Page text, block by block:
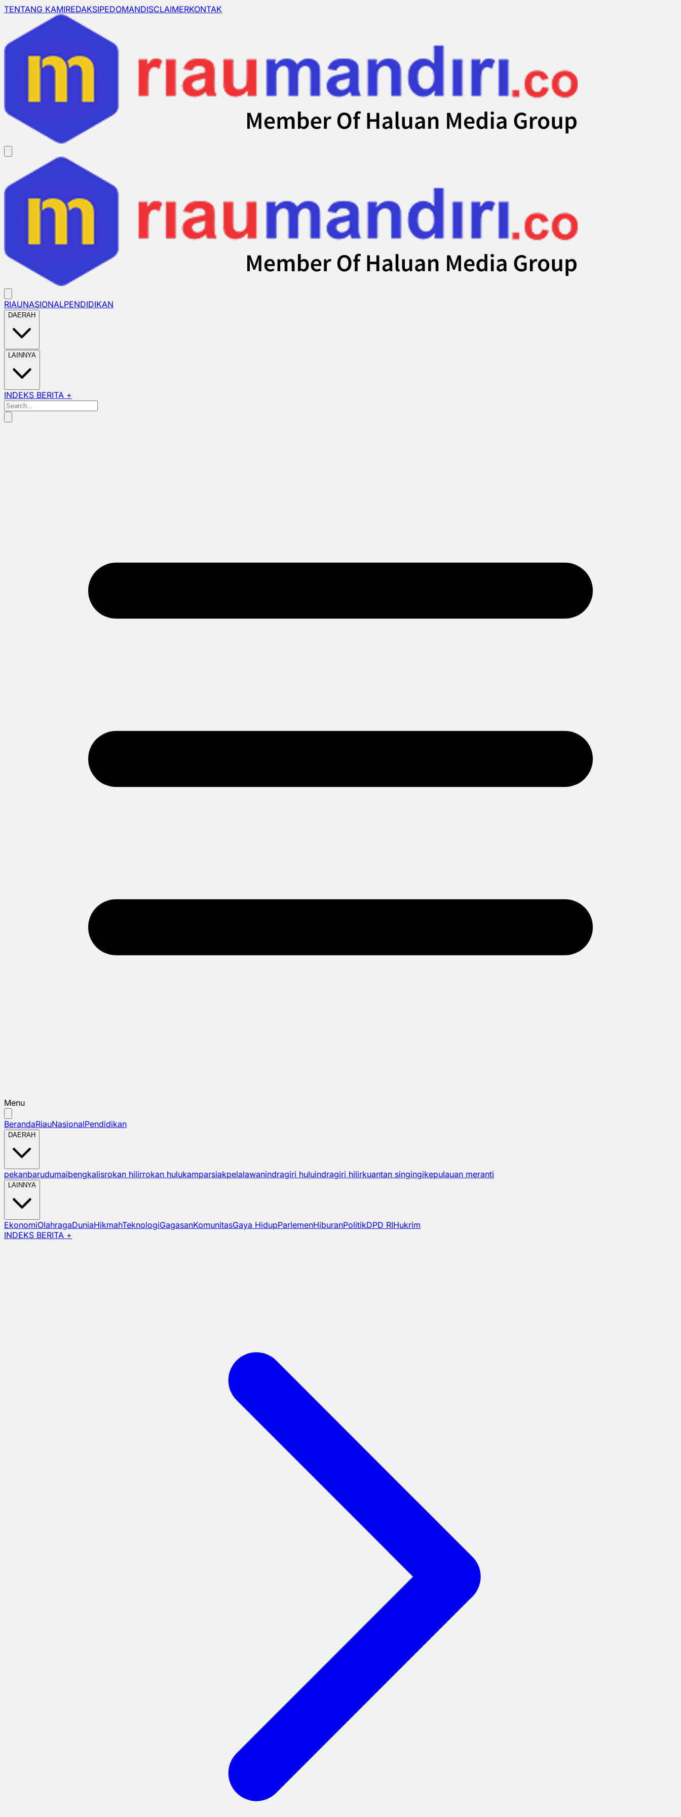
TENTANG KAMIREDAKSIPEDOMANDISCLAIMERKONTAK
RIAUNASIONALPENDIDIKAN
DAERAH
LAINNYA
INDEKS BERITA +
Menu
BerandaRiauNasionalPendidikan
DAERAH
pekanbarudumaibengkalisrokan hilirrokan hulukamparsiakpelalawanindragiri huluindragiri hilirkuantan singingikepulauan meranti
LAINNYA
EkonomiOlahragaDuniaHikmahTeknologiGagasanKomunitasGaya HidupParlemenHiburanPolitikDPD RIHukrim
INDEKS BERITA +